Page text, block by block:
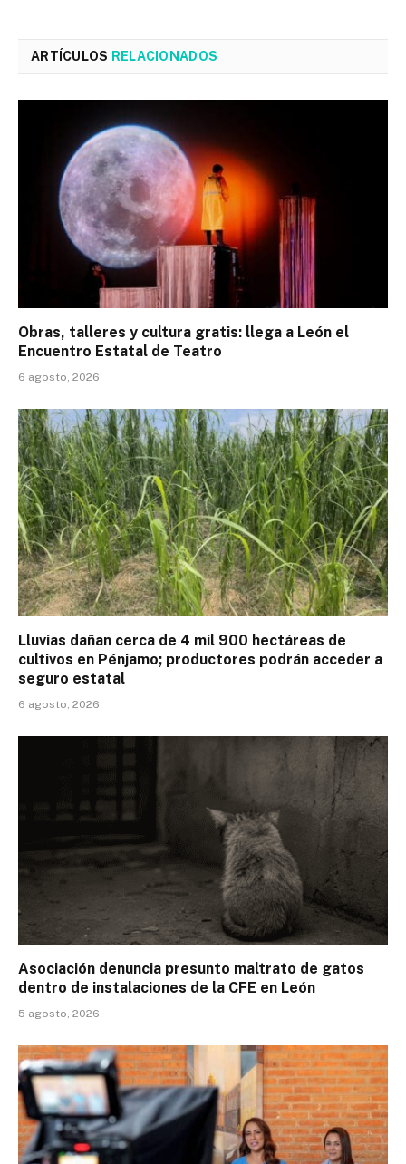
ARTÍCULOS RELACIONADOS
Obras, talleres y cultura gratis: llega a León el
Encuentro Estatal de Teatro
6 agosto, 2026
Lluvias dañan cerca de 4 mil 900 hectáreas de
cultivos en Pénjamo; productores podrán acceder a
seguro estatal
6 agosto, 2026
Asociación denuncia presunto maltrato de gatos
dentro de instalaciones de la CFE en León
5 agosto, 2026